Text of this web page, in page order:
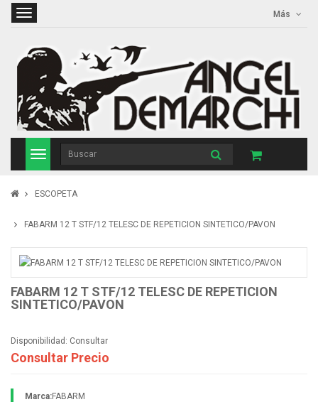
Más
ESCOPETA
FABARM 12 T STF/12 TELESC DE REPETICION SINTETICO/PAVON
FABARM 12 T STF/12 TELESC DE REPETICION
SINTETICO/PAVON
Disponibilidad: Consultar
Consultar Precio
Marca:FABARM